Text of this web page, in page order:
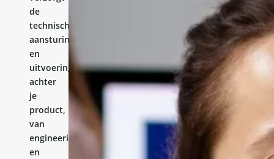
de
technische
aansturing
en
uitvoering
achter
je
product,
van
engineering
en